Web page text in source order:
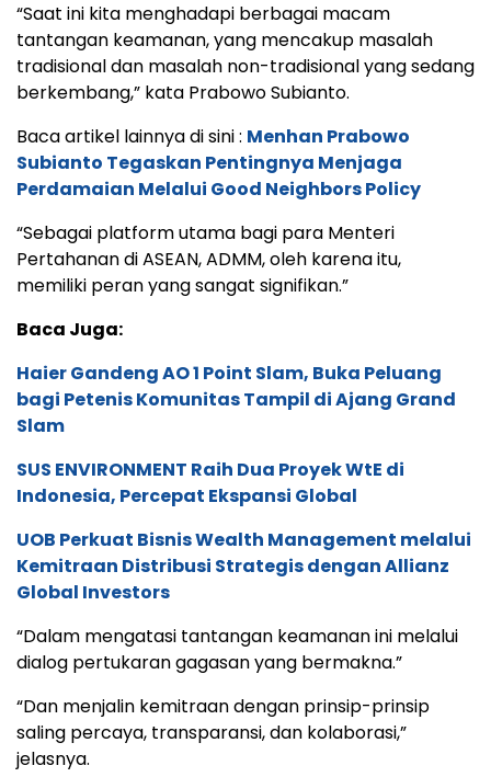
“Saat ini kita menghadapi berbagai macam
tantangan keamanan, yang mencakup masalah
tradisional dan masalah non-tradisional yang sedang
berkembang,” kata Prabowo Subianto.
Baca artikel lainnya di sini : Menhan Prabowo
Subianto Tegaskan Pentingnya Menjaga
Perdamaian Melalui Good Neighbors Policy
“Sebagai platform utama bagi para Menteri
Pertahanan di ASEAN, ADMM, oleh karena itu,
memiliki peran yang sangat signifikan.”
Baca Juga:
Haier Gandeng AO 1 Point Slam, Buka Peluang
bagi Petenis Komunitas Tampil di Ajang Grand
Slam
SUS ENVIRONMENT Raih Dua Proyek WtE di
Indonesia, Percepat Ekspansi Global
UOB Perkuat Bisnis Wealth Management melalui
Kemitraan Distribusi Strategis dengan Allianz
Global Investors
“Dalam mengatasi tantangan keamanan ini melalui
dialog pertukaran gagasan yang bermakna.”
“Dan menjalin kemitraan dengan prinsip-prinsip
saling percaya, transparansi, dan kolaborasi,”
jelasnya.